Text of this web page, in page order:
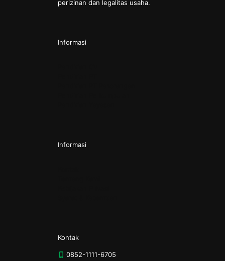
perizinan dan legalitas usaha.
Informasi
Informasi
Kontak
0852-1111-6705